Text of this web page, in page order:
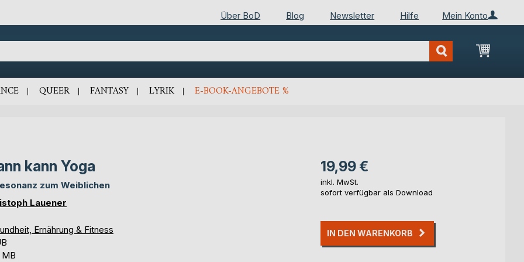
Mein Konto
Über BoD Blog Newsletter Hilfe
Mein
QUEER FANTASY LYRIK E-BOOK-ANGEBOTE %
kann Yoga
zum Weiblichen
Lauener
Ernährung & Fitness
MB
19,99 €
inkl. MwSt.
sofort verfügbar als Download
IN DEN WARENKORB